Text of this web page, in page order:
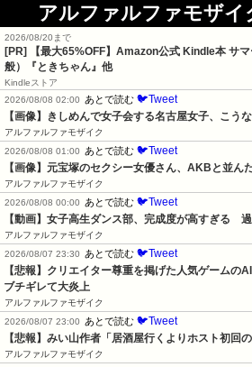
アルファルファモザイ
2026/08/20まで
[PR]
【最大65%OFF】Amazon公式 Kindle本 サ
般）『ときちゃん』他
Kindleストア
2026/08/08 02:00
あとで読む 🐦Tweet
【画像】きしめんで女子会する名古屋女子、こう
アルファルファモザイク
2026/08/08 01:00
あとで読む 🐦Tweet
【画像】元宝塚のセクシー女優さん、AKBと並ん
アルファルファモザイク
2026/08/08 00:00
あとで読む 🐦Tweet
【動画】女子高生ダンス部、完成度が高すぎる　
アルファルファモザイク
2026/08/07 23:30
あとで読む 🐦Tweet
【悲報】クリエイター尊重を掲げた人気ゲーム
ブチギレて大炎上
アルファルファモザイク
2026/08/07 23:00
あとで読む 🐦Tweet
【悲報】みい山作者「居酒屋行くよりホスト初回
アルファルファモザイク